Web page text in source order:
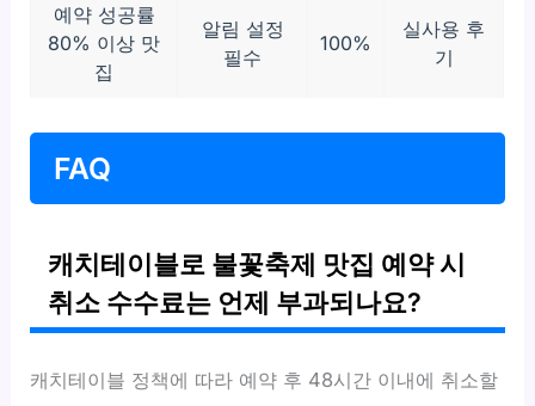
예약 성공률
80% 이상 맛
집
알림 설정
필수
100%
실사용 후
기
FAQ
캐치테이블로 불꽃축제 맛집 예약 시
취소 수수료는 언제 부과되나요?
캐치테이블 정책에 따라 예약 후 48시간 이내에 취소할